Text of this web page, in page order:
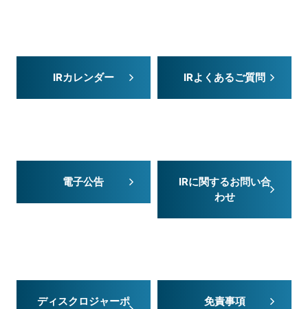
IRカレンダー IRよくあるご質問
電子公告
IRに関するお問い合
わせ
ディスクロジャーポ
免責事項